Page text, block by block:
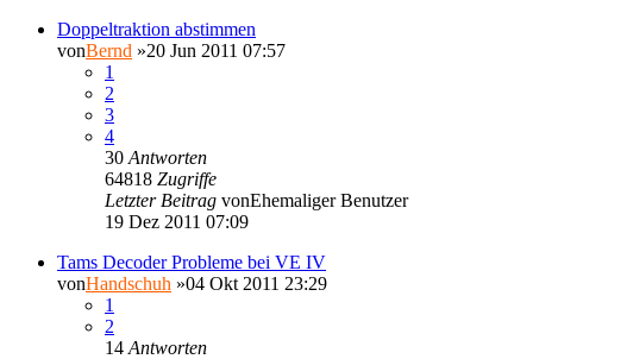
Doppeltraktion abstimmen
vonBernd »20 Jun 2011 07:57
1
2
3
4
30 Antworten
64818 Zugriffe
Letzter Beitrag vonEhemaliger Benutzer
19 Dez 2011 07:09
Tams Decoder Probleme bei VE IV
vonHandschuh »04 Okt 2011 23:29
1
2
14 Antworten